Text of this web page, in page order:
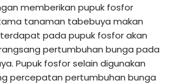
memberikan pupuk fosfor
tanaman tabebuya makan
pada pupuk fosfor akan
pertumbuhan bunga pada
Pupuk fosfor selain digunakan
percepatan pertumbuhan bunga